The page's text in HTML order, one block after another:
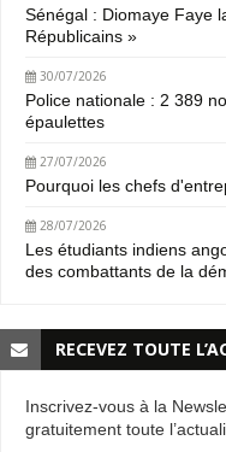
Sénégal : Diomaye Faye
Républicains »
30/07/2026
Police nationale : 2 389
épaulettes
27/07/2026
Pourquoi les chefs
28/07/2026
Les étudiants indiens
des combattants de la
RECEVEZ TOUTE
Inscrivez-vous à la
gratuitement toute